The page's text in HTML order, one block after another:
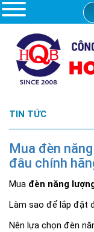
TIN TỨC
Mua đèn
đâu chính
Mua đèn năng
Làm sao để lắp đặt
Nên lựa chọn đèn